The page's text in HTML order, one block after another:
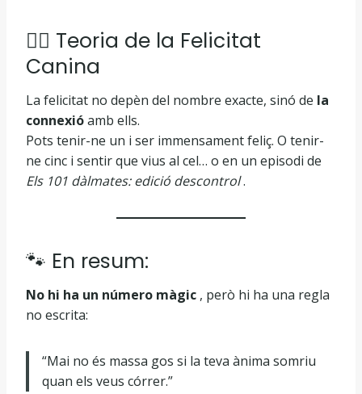
🧘‍♀️ Teoria de la Felicitat
Canina
La felicitat no depèn del nombre exacte, sinó de la
connexióamb ells.
Pots tenir-ne un i ser immensament feliç. O tenir-
ne cinc i sentir que vius al cel… o en un episodi de
Els 101 dàlmates: edició descontrol.
🐾 En resum:
No hi ha un número màgic , però hi ha una regla
no escrita:
“Mai no és massa gos si la teva ànima somriu
quan els veus córrer.”